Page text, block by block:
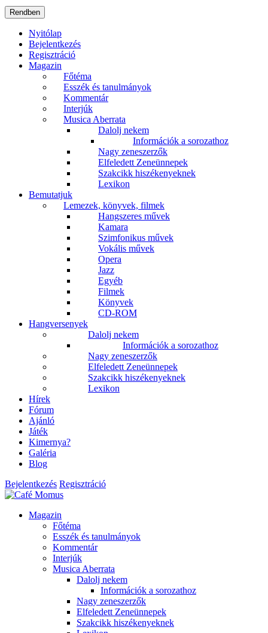
Nyitólap
Bejelentkezés
Regisztráció
Magazin
Főtéma
Esszék és tanulmányok
Kommentár
Interjúk
Musica Aberrata
Dalolj nekem
Információk a sorozathoz
Nagy zeneszerzők
Elfeledett Zeneünnepek
Szakcikk hiszékenyeknek
Lexikon
Bemutatjuk
Lemezek, könyvek, filmek
Hangszeres művek
Kamara
Szimfonikus művek
Vokális művek
Opera
Jazz
Egyéb
Filmek
Könyvek
CD-ROM
Hangversenyek
Dalolj nekem
Információk a sorozathoz
Nagy zeneszerzők
Elfeledett Zeneünnepek
Szakcikk hiszékenyeknek
Lexikon
Hírek
Fórum
Ajánló
Játék
Kimernya?
Galéria
Blog
Bejelentkezés Regisztráció
Magazin
Főtéma
Esszék és tanulmányok
Kommentár
Interjúk
Musica Aberrata
Dalolj nekem
Információk a sorozathoz
Nagy zeneszerzők
Elfeledett Zeneünnepek
Szakcikk hiszékenyeknek